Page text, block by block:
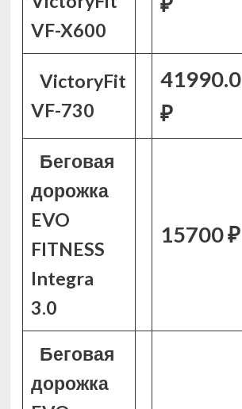
VF-X600
VictoryFit
VF-730
41990.0
₽
Беговая
дорожка
EVO
FITNESS
Integra
3.0
15700 ₽
Беговая
дорожка